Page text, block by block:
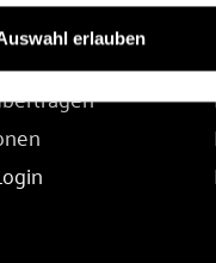
erlauben